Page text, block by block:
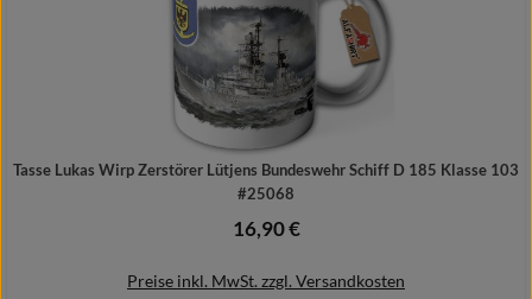
Tasse Lukas Wirp Zerstörer Lütjens Bundeswehr Schiff D 185 Klasse 103
#25068
Regulärer Preis:
16,90 €
Preise inkl. MwSt. zzgl. Versandkosten